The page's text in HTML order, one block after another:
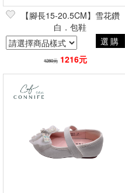
【腳長15-20.5CM】雪花鑽
白．包鞋
選購
1280元 1216元